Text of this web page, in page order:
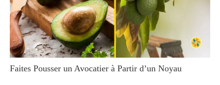
Faites Pousser un Avocatier à Partir d’un Noyau